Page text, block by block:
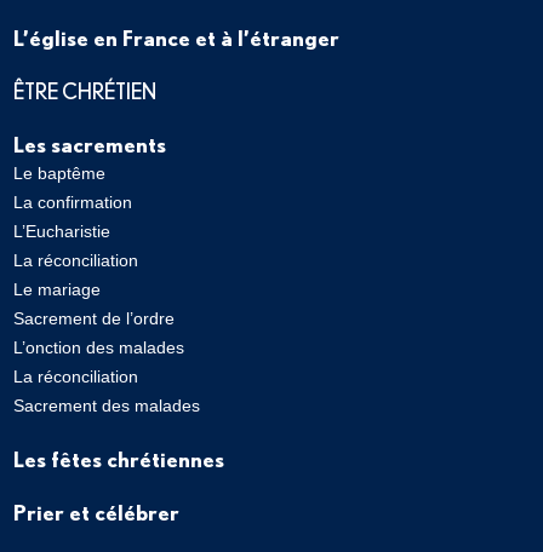
L’église en France et à l’étranger
ÊTRE CHRÉTIEN
Les sacrements
Le baptême
La confirmation
L’Eucharistie
La réconciliation
Le mariage
Sacrement de l’ordre
L’onction des malades
La réconciliation
Sacrement des malades
Les fêtes chrétiennes
Prier et célébrer